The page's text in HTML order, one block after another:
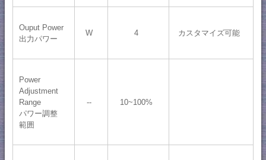
Ouput Power
出力パワー
W 4 カスタマイズ可能
Power
Adjustment
Range
パワー調整
範囲
-- 10~100%